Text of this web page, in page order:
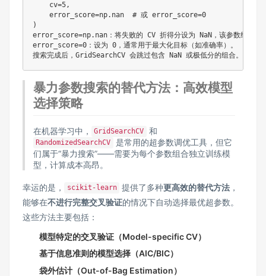
    cv
=5,
    error_score
=np. nan # 或 error_score=0
)
error_score=np. nan：将失败的 CV 折得分设为 NaN，该参数组合的
error_score=0 ：设为 0 ，通常用于最大化目标（如准确率）。
暴力参数搜索的替代方法：高效模型
选择策略
在机器学习中， GridSearchCV 和
RandomizedSearchCV
是常用的超参数调优工具，但它
们属于“暴力搜索”——需要为每个参数组合独立训练模
型，计算成本高昂。
幸运的是， scikit-learn 提供了多种更高效的替代方法 ，
能够在不进行完整交叉验证的情况下自动选择最优超参数。
这些方法主要包括：
模型特定的交叉验证（Model-specific CV）
基于信息准则的模型选择（AIC/BIC）
袋外估计（Out-of-Bag Estimation）